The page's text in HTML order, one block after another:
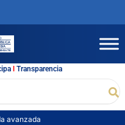
l Transparencia
avanzada